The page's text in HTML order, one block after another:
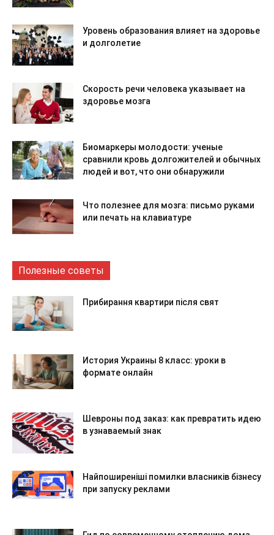
Уровень образования влияет на здоровье
и долголетие
Скорость речи человека указывает на
здоровье мозга
Биомаркеры молодости: ученые
сравнили кровь долгожителей и обычных
людей и вот, что они обнаружили
Что полезнее для мозга: письмо руками
или печать на клавиатуре
Полезные советы
Прибирання квартири після свят
История Украины 8 класс: уроки в
формате онлайн
Шевроны под заказ: как превратить идею
в узнаваемый знак
Найпоширеніші помилки власників бізнесу
при запуску реклами